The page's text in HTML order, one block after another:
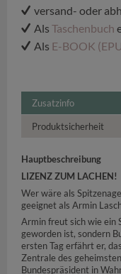
versand- oder
Als Taschenbuch
Als E-BOOK
Zusatzinfo
Produktsicherheit
Hauptbeschreibung
LIZENZ ZUM LACHEN!
Wer wäre als
geeignet als Armin
Armin freut sich wie ein
geworden ist, sondern
ersten Tag erfährt er,
Zentrale des
Bundespräsident in